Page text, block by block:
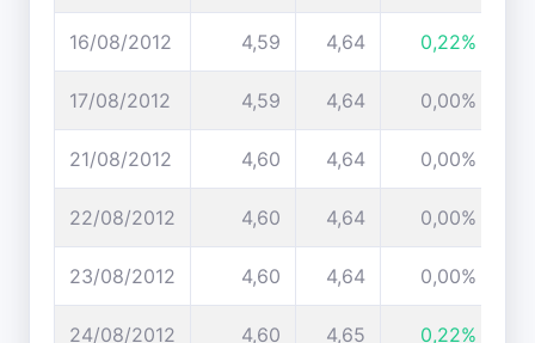
16/08/2012 4,59 4,64 0,22%
17/08/2012 4,59 4,64 0,00%
21/08/2012 4,60 4,64 0,00%
22/08/2012 4,60 4,64 0,00%
23/08/2012 4,60 4,64 0,00%
24/08/2012 4,60 4,65 0,22%